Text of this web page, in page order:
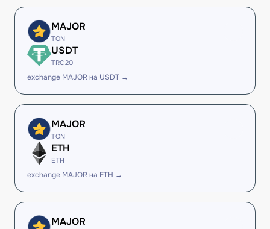
MAJOR
TON
USDT
TRC20
exchange MAJOR на USDT →
MAJOR
TON
ETH
ETH
exchange MAJOR на ETH →
MAJOR